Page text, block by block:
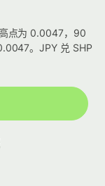
点为 0.0047，90
。JPY 兑 SHP